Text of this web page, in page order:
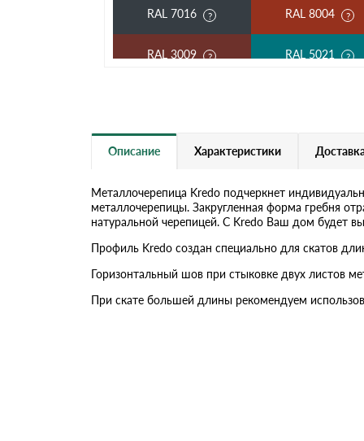
RAL 7016 RAL 8004
RAL 3009 RAL 5021
RAL 6002
RAL 9003 RAL 9006
RR 33
Описание Характеристики
Металлочерепица Kredo подчеркнет
металлочерепицы. Закругленная форма гребня
натуральной черепицей. С Kredo Ваш дом будет
Профиль Kredo создан специально для скатов
Горизонтальный шов при стыковке двух листов
При скате большей длины рекомендуем